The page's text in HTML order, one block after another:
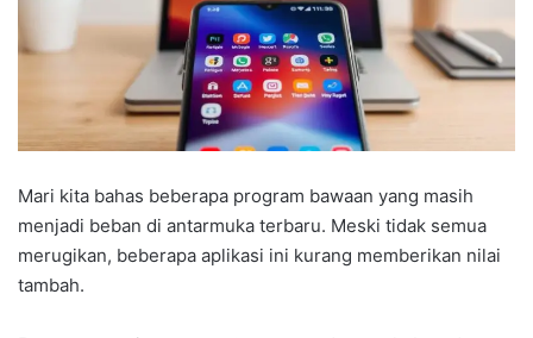
Mari kita bahas beberapa program bawaan yang masih
menjadi beban di antarmuka terbaru. Meski tidak semua
merugikan, beberapa aplikasi ini kurang memberikan nilai
tambah.